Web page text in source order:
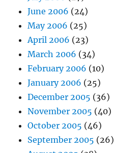
June 2006 (24)
May 2006 (25)
April 2006 (23)
March 2006 (34)
February 2006 (10)
January 2006 (25)
December 2005 (36)
November 2005 (40)
October 2005 (46)
September 2005 (26)